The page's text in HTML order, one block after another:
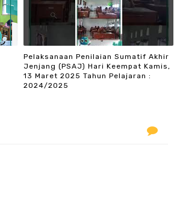
Pelaksanaan Penilaian Sumatif Akhir
Jenjang (PSAJ) Hari Keempat Kamis,
13 Maret 2025 Tahun Pelajaran :
2024/2025